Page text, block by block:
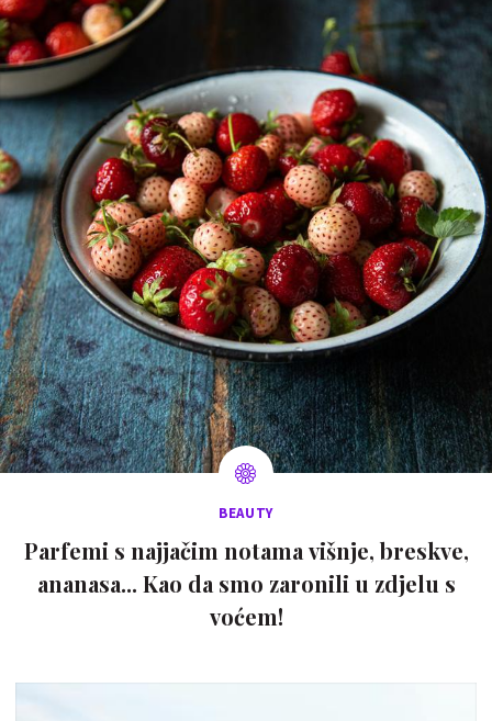
BEAUTY
Parfemi s najjačim notama višnje, breskve,
ananasa... Kao da smo zaronili u zdjelu s
voćem!